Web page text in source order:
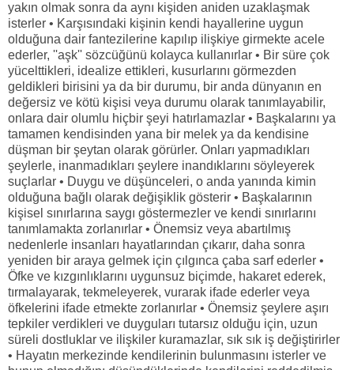
yakın olmak sonra da aynı kişiden aniden uzaklaşmak
isterler • Karşısındaki kişinin kendi hayallerine uygun
olduğuna dair fantezilerine kapılıp ilişkiye girmekte acele
ederler, ''aşk'' sözcüğünü kolayca kullanırlar • Bir süre çok
yücelttikleri, idealize ettikleri, kusurlarını görmezden
geldikleri birisini ya da bir durumu, bir anda dünyanın en
değersiz ve kötü kişisi veya durumu olarak tanımlayabilir,
onlara dair olumlu hiçbir şeyi hatırlamazlar • Başkalarını ya
tamamen kendisinden yana bir melek ya da kendisine
düşman bir şeytan olarak görürler. Onları yapmadıkları
şeylerle, inanmadıkları şeylere inandıklarını söyleyerek
suçlarlar • Duygu ve düşünceleri, o anda yanında kimin
olduğuna bağlı olarak değişiklik gösterir • Başkalarının
kişisel sınırlarına saygı göstermezler ve kendi sınırlarını
tanımlamakta zorlanırlar • Önemsiz veya abartılmış
nedenlerle insanları hayatlarından çıkarır, daha sonra
yeniden bir araya gelmek için çılgınca çaba sarf ederler •
Öfke ve kızgınlıklarını uygunsuz biçimde, hakaret ederek,
tırmalayarak, tekmeleyerek, vurarak ifade ederler veya
öfkelerini ifade etmekte zorlanırlar • Önemsiz şeylere aşırı
tepkiler verdikleri ve duyguları tutarsız olduğu için, uzun
süreli dostluklar ve ilişkiler kuramazlar, sık sık iş değiştirirler
• Hayatın merkezinde kendilerinin bulunmasını isterler ve